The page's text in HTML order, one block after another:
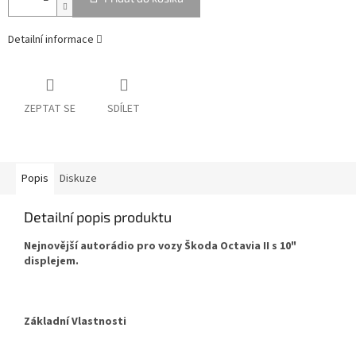
Detailní informace
ZEPTAT SE SDÍLET
Popis Diskuze
Detailní popis produktu
Nejnovější autorádio pro vozy Škoda Octavia II s 10"
displejem.
Základní Vlastnosti